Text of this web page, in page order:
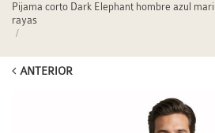
Pijama corto Dark Elephant hombre azul
rayas
ANTERIOR